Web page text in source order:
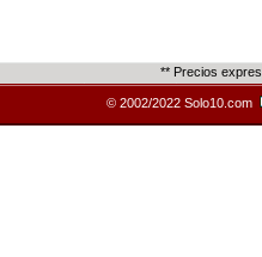
** Precios
© 2002/2022 Solo10.com